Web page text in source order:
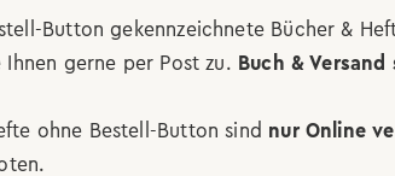
Button gekennzeichnete Bücher &
gerne per Post zu. Buch &
ohne Bestell-Button sind nur Online